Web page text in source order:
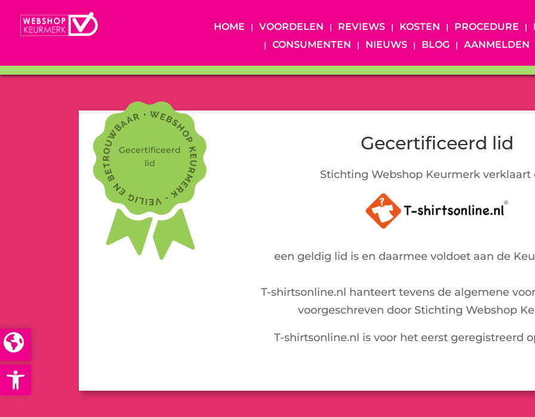
Open toolbar
HOME VOORDELEN REVIEWS KOSTEN PROCEDURE
CONSUMENTEN
NIEUWS BLOG AANMELDEN
Gecertificeerd
lid
Gecertificeerd lid
Stichting Webshop Keurmerk verklaart
een geldig lid is en daarmee voldoet aan de
T-shirtsonline.nl hanteert tevens de algemene
voorgeschreven door Stichting Webshop
T-shirtsonline.nl is voor het eerst geregistreerd